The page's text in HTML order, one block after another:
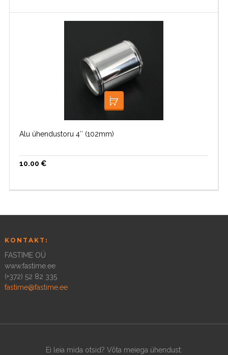
LISA KORVI
Alu ühendustoru 4″ (102mm)
10.00 €
KONTAKT:
FASTIME OÜ
www.fastime.ee
(+372) 52 82 335
fastime@fastime.ee
Ei leia mida otsid? Võta meiega ühendust: